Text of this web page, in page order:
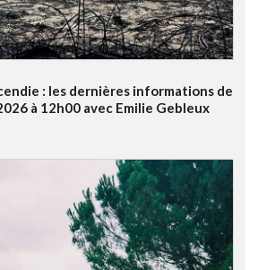
: les dernières informations de
à 12h00 avec Emilie Gebleux